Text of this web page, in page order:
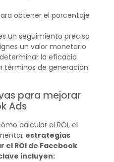
obtener el porcentaje
un seguimiento preciso
un valor monetario
la eficacia
términos de generación
para mejorar
Ads
calcular el ROI, el
estrategias
ROI de Facebook
incluyen: